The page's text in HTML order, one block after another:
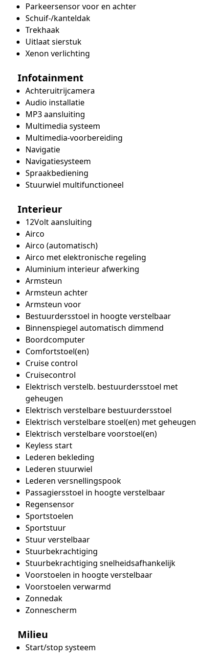
Parkeersensor voor en achter
Schuif-/kanteldak
Trekhaak
Uitlaat sierstuk
Xenon verlichting
Infotainment
Achteruitrijcamera
Audio installatie
MP3 aansluiting
Multimedia systeem
Multimedia-voorbereiding
Navigatie
Navigatiesysteem
Spraakbediening
Stuurwiel multifunctioneel
Interieur
12Volt aansluiting
Airco
Airco (automatisch)
Airco met elektronische regeling
Aluminium interieur afwerking
Armsteun
Armsteun achter
Armsteun voor
Bestuurdersstoel in hoogte verstelbaar
Binnenspiegel automatisch dimmend
Boordcomputer
Comfortstoel(en)
Cruise control
Cruisecontrol
Elektrisch verstelb. bestuurdersstoel met
geheugen
Elektrisch verstelbare bestuurdersstoel
Elektrisch verstelbare stoel(en) met geheugen
Elektrisch verstelbare voorstoel(en)
Keyless start
Lederen bekleding
Lederen stuurwiel
Lederen versnellingspook
Passagiersstoel in hoogte verstelbaar
Regensensor
Sportstoelen
Sportstuur
Stuur verstelbaar
Stuurbekrachtiging
Stuurbekrachtiging snelheidsafhankelijk
Voorstoelen in hoogte verstelbaar
Voorstoelen verwarmd
Zonnedak
Zonnescherm
Milieu
Start/stop systeem